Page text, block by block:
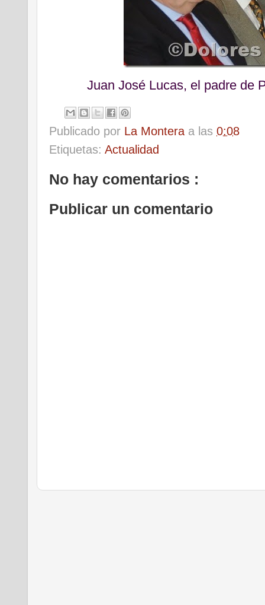
Juan José Lucas, el padre de
Publicado por La Montera a las 0:08
Etiquetas: Actualidad
No hay comentarios :
Publicar un comentario